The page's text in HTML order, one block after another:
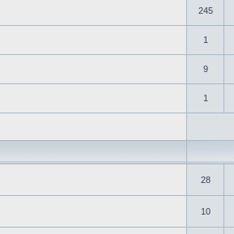
245
1
9
1
28
10